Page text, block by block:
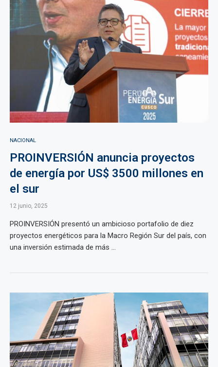
NACIONAL
PROINVERSIÓN anuncia proyectos
de energía por US$ 3500 millones en
el sur
12 junio, 2025
PROINVERSIÓN presentó un ambicioso portafolio de diez
proyectos energéticos para la Macro Región Sur del país, con
una inversión estimada de más ...